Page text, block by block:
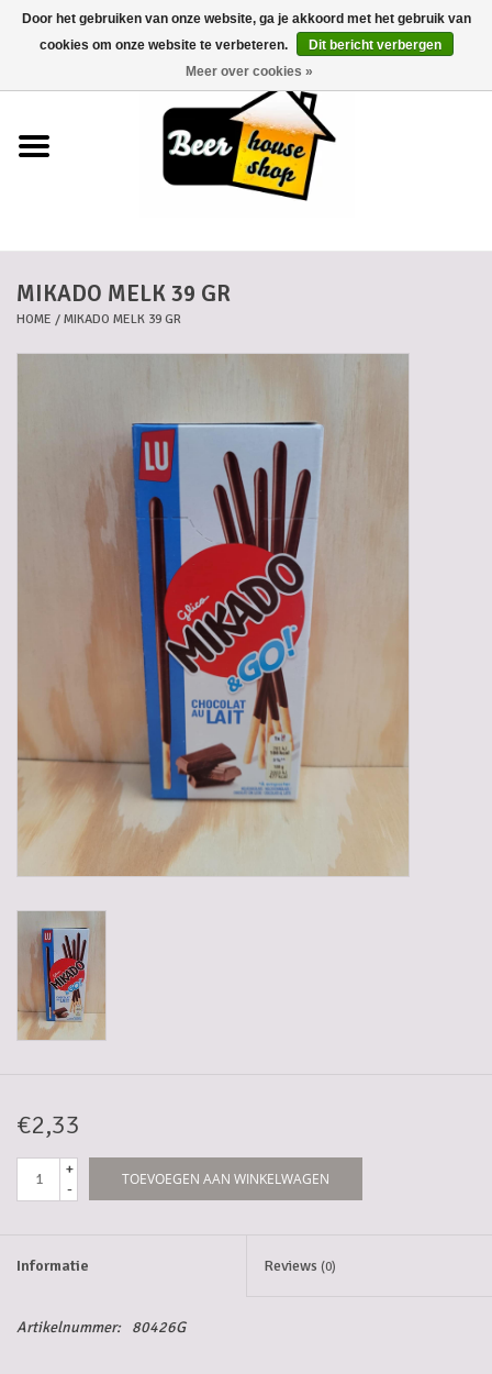
0 Artikelen - €0,00
Biermanden
Blikken
Manden/Kratten
Mixdozen
Streekproducten
Sweets
5-6l vaten
Streekproducten/Diverse
MIKADO MELK 39 GR
HOME / MIKADO MELK 39 GR
€2,33
+
-
TOEVOEGEN AAN WINKELWAGEN
Informatie Reviews (0)
Artikelnummer: 80426G
Door het gebruiken van onze website, ga je akkoord met het gebruik van
cookies om onze website te verbeteren.
Dit bericht verbergen
Meer over cookies »